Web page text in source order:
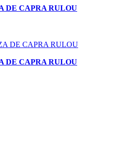
DE CAPRA RULOU
DE CAPRA RULOU